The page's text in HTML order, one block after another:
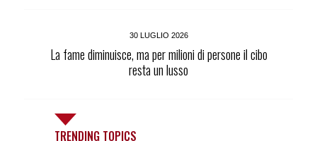
30 LUGLIO 2026
La fame diminuisce, ma per milioni di persone il cibo
resta un lusso
TRENDING TOPICS